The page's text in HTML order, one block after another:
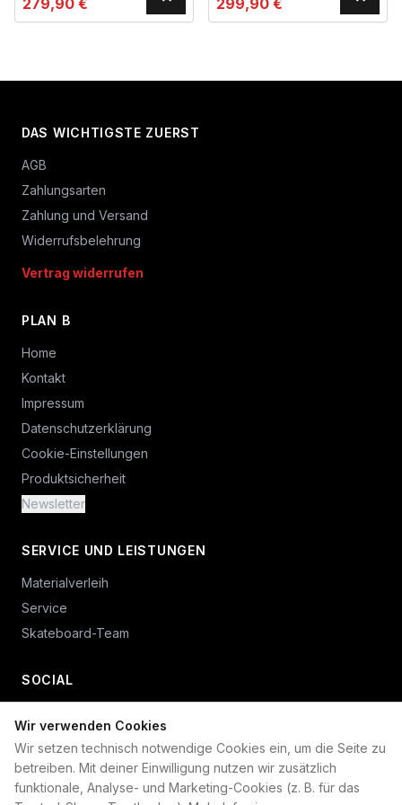
Wir verwenden Cookies
Wir setzen technisch notwendige Cookies ein, um die Seite zu
betreiben. Mit deiner Einwilligung nutzen wir zusätzlich
funktionale, Analyse- und Marketing-Cookies (z. B. für das
279,90 € 299,90 €
DAS WICHTIGSTE ZUERST
AGB
Zahlungsarten
Zahlung und Versand
Widerrufsbelehrung
Vertrag widerrufen
PLAN B
Home
Kontakt
Impressum
Datenschutzerklärung
Cookie-Einstellungen
Produktsicherheit
Newsletter
SERVICE UND LEISTUNGEN
Materialverleih
Service
Skateboard-Team
SOCIAL
+49 234 687 00 38
shop@plan-b-funsport.de
Sichere Zahlung mit: